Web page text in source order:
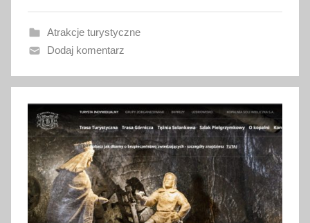
a
n
2
8
z
e
r
w
c
Atrakcje turystyczne
Dodaj komentarz